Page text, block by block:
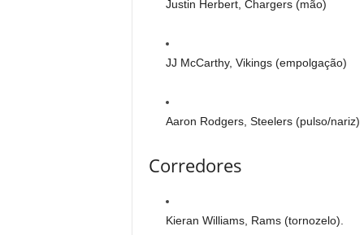
Justin Herbert, Chargers (mão)
JJ McCarthy, Vikings (empolgação)
Aaron Rodgers, Steelers (pulso/nariz)
Corredores
Kieran Williams, Rams (tornozelo).